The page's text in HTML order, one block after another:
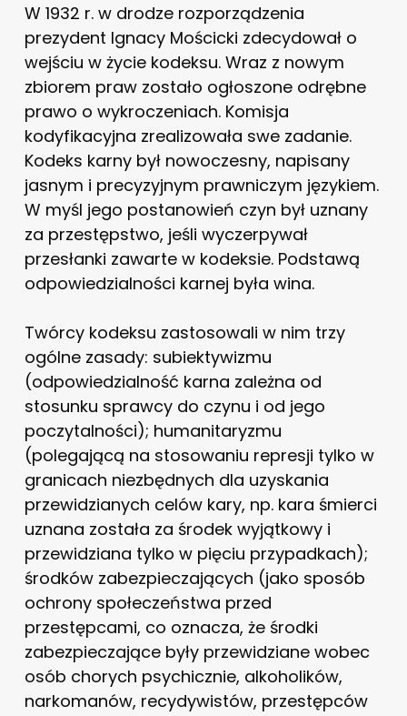
W 1932 r. w drodze rozporządzenia
prezydent Ignacy Mościcki zdecydował o
wejściu w życie kodeksu. Wraz z nowym
zbiorem praw zostało ogłoszone odrębne
prawo o wykroczeniach. Komisja
kodyfikacyjna zrealizowała swe zadanie.
Kodeks karny był nowoczesny, napisany
jasnym i precyzyjnym prawniczym językiem.
W myśl jego postanowień czyn był uznany
za przestępstwo, jeśli wyczerpywał
przesłanki zawarte w kodeksie. Podstawą
odpowiedzialności karnej była wina.
Twórcy kodeksu zastosowali w nim trzy
ogólne zasady: subiektywizmu
(odpowiedzialność karna zależna od
stosunku sprawcy do czynu i od jego
poczytalności); humanitaryzmu
(polegającą na stosowaniu represji tylko w
granicach niezbędnych dla uzyskania
przewidzianych celów kary, np. kara śmierci
uznana została za środek wyjątkowy i
przewidziana tylko w pięciu przypadkach);
środków zabezpieczających (jako sposób
ochrony społeczeństwa przed
przestępcami, co oznacza, że środki
zabezpieczające były przewidziane wobec
osób chorych psychicznie, alkoholików,
narkomanów, recydywistów, przestępców